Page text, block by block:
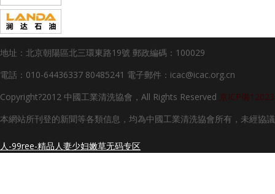
地址：北京朝陽區北三環東路19號 郵政編碼：100029
電話：010-64436337 80485241 電子郵件：icac@icac.org.cn
Copyright?2012 中國工業清洗協會，All Rights Reserved 京ICP備
本網站所刊登的新聞等各類信息，均為中國工業清洗協會所有，未經協
人-99ree-精品人妻少妇嫩草无码专区